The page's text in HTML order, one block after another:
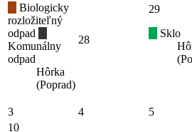
Biologicky
rozložiteľný
odpad
Komunálny
odpad
Hôrka
(Poprad)
28
29
Sklo
3 4 5
10